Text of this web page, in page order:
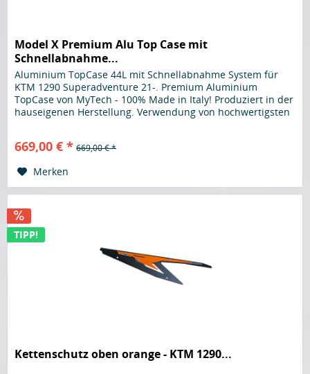
Model X Premium Alu Top Case mit
Schnellabnahme...
Aluminium TopCase 44L mit Schnellabnahme System für
KTM 1290 Superadventure 21-. Premium Aluminium
TopCase von MyTech - 100% Made in Italy! Produziert in der
hauseigenen Herstellung. Verwendung von hochwertigsten
669,00 € * 669,00 € *
Merken
TIPP!
Kettenschutz oben orange - KTM 1290...